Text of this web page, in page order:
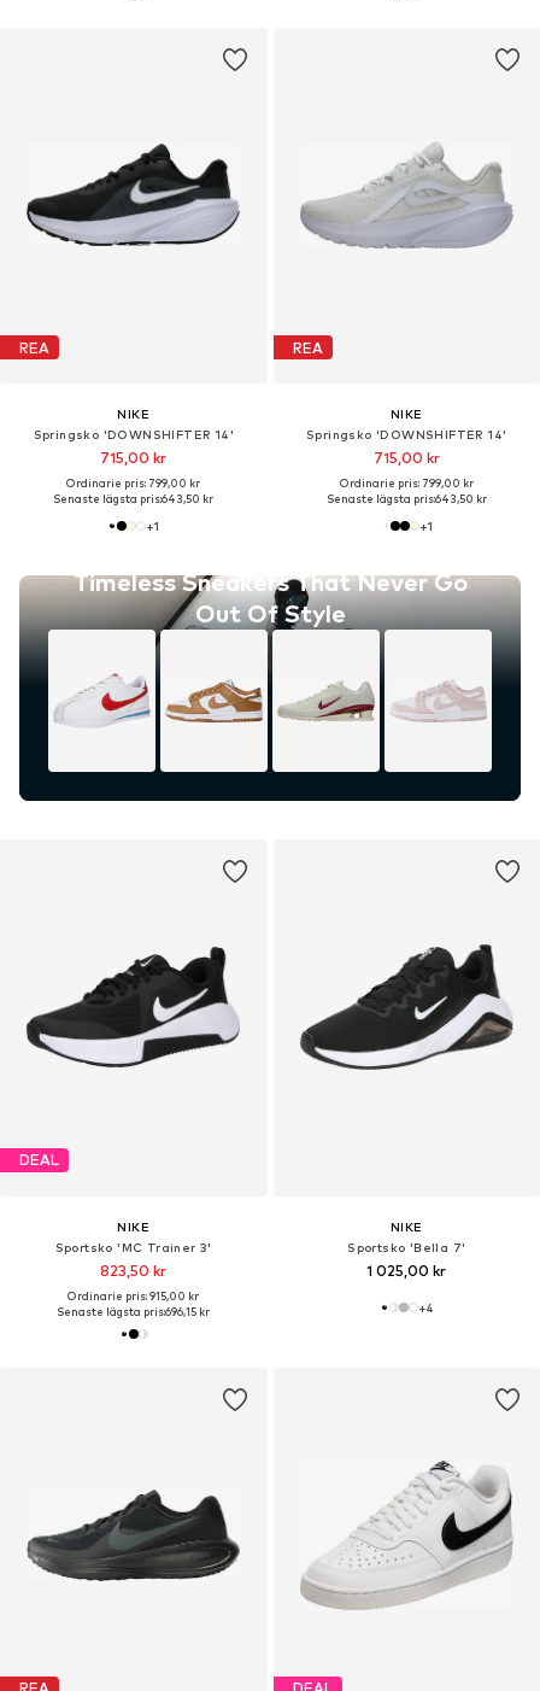
REA
NIKE
Springsko 'DOWNSHIFTER 14'
715,00 kr
Ordinarie pris: 799,00 kr
Senaste lägsta pris:643,50 kr
+1
Timeless Sneakers That Never Go
Out Of Style
REA
NIKE
Springsko 'DOWNSHIFTER 14'
715,00 kr
Ordinarie pris: 799,00 kr
Senaste lägsta pris:643,50 kr
+1
DEAL
NIKE
Sportsko 'MC Trainer 3'
823,50 kr
Ordinarie pris: 915,00 kr
Senaste lägsta pris:696,15 kr
NIKE
Sportsko 'Bella 7'
1 025,00 kr
+4